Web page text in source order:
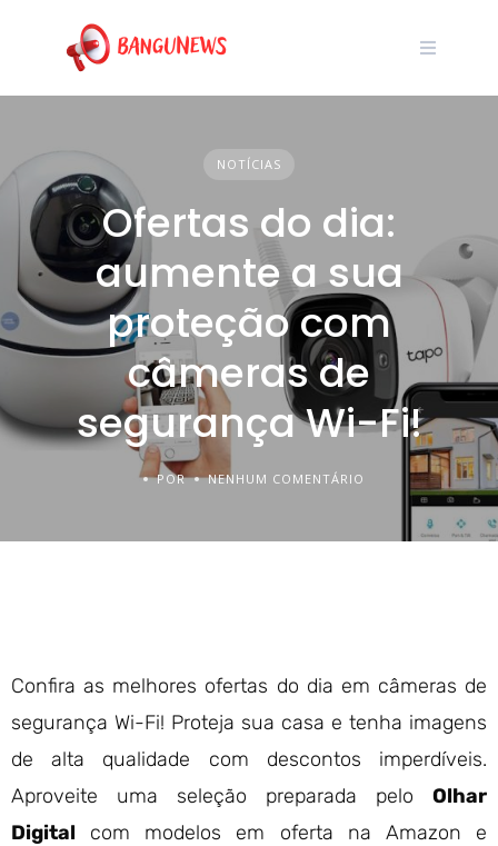
NOTÍCIAS
Ofertas do dia:
aumente a sua
proteção com
câmeras de
segurança Wi-Fi!
POR NENHUM COMENTÁRIO
Confira as melhores ofertas do dia em câmeras de
segurança Wi-Fi! Proteja sua casa e tenha imagens
de alta qualidade com descontos imperdíveis.
Aproveite uma seleção preparada pelo Olhar
Digital com modelos em oferta na Amazon e